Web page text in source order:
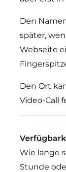
Den
später,
Webseite
Den Ort
Video-Call
Wie lange
Stunde